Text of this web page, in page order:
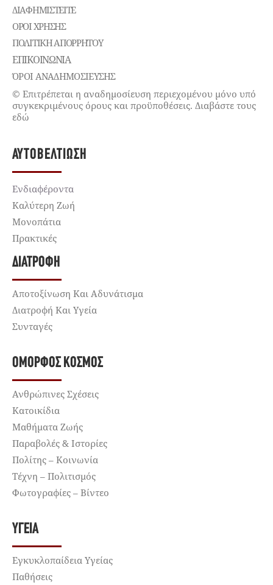
ΔΙΑΦΗΜΙΣΤΕΊΤΕ
ΌΡΟΙ ΧΡΉΣΗΣ
ΠΟΛΙΤΙΚΉ ΑΠΟΡΡΉΤΟΥ
ΕΠΙΚΟΙΝΩΝΊΑ
ΌΡΟΙ ΑΝΑΔΗΜΟΣΙΕΥΣΗΣ
© Επιτρέπεται η αναδημοσίευση περιεχομένου μόνο υπό
συγκεκριμένους όρους και προϋποθέσεις. Διαβάστε τους
εδώ
ΑΥΤΟΒΕΛΤΊΩΣΗ
Ενδιαφέροντα
Καλύτερη Ζωή
Μονοπάτια
Πρακτικές
ΔΙΑΤΡΟΦΉ
Αποτοξίνωση Και Αδυνάτισμα
Διατροφή Και Υγεία
Συνταγές
ΌΜΟΡΦΟΣ ΚΌΣΜΟΣ
Ανθρώπινες Σχέσεις
Κατοικίδια
Μαθήματα Ζωής
Παραβολές & Ιστορίες
Πολίτης – Κοινωνία
Τέχνη – Πολιτισμός
Φωτογραφίες – Βίντεο
ΥΓΕΊΑ
Εγκυκλοπαίδεια Υγείας
Παθήσεις